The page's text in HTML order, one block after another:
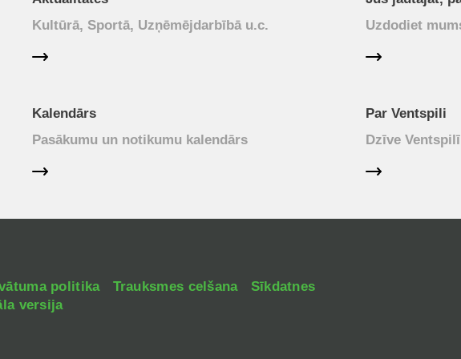
Kultūrā, Sportā, Uzņēmējdarbībā u.c.
Uzdodiet
Kalendārs
Pasākumu un notikumu kalendārs
Par Ventspili
Dzīve
politika Trauksmes celšana
Sīkdatnes
versija